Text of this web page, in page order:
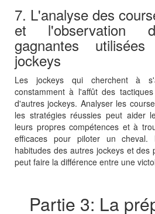
7. L'analyse des
et l'observation
gagnantes
jockeys
Les jockeys qui cherchent à
constamment à l'affût des
d'autres jockeys. Analyser les
les stratégies réussies peut aider
leurs propres compétences et à
efficaces pour piloter un cheval.
habitudes des autres jockeys et des
peut faire la différence entre une
Partie 3: La